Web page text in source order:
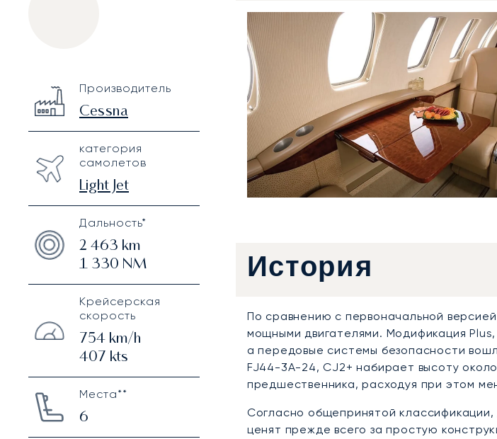
Technical specifications
Производитель
Cessna
категория
самолетов
Light Jet
Дальность*
2 463 km
1 330 NM
Крейсерская
скорость
754 km/h
407 kts
Места**
6
История
По сравнению с первоначальной
мощными двигателями. Модификация
а передовые системы безопасности
FJ44-3A-24, CJ2+ набирает высоту
предшественника, расходуя при этом
Согласно общепринятой
ценят прежде всего за простую